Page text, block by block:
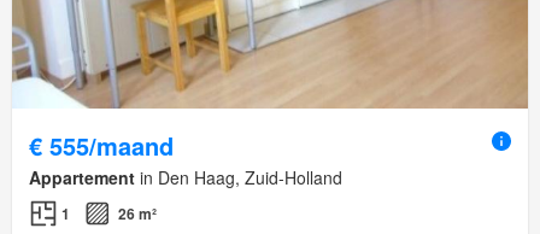
€ 555/maand
Appartement in Den Haag, Zuid-Holland
1
26 m²